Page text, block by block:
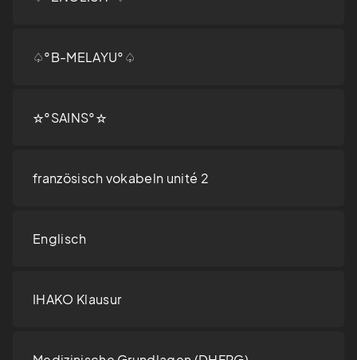
♤°B-MELAYU°♤
☆°SAINS°☆
französisch vokabeln unité 2
Englisch
IHAKO Klausur